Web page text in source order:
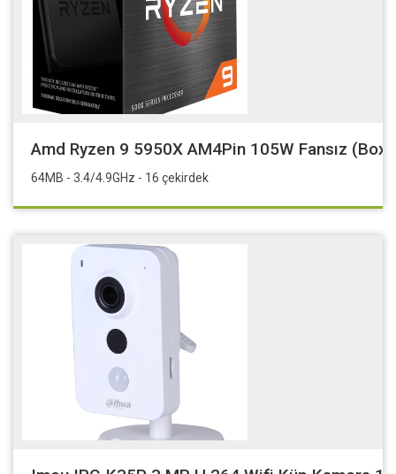
Amd Ryzen 9 5950X AM4Pin 105W Fansız (Box)
64MB - 3.4/4.9GHz - 16 çekirdek